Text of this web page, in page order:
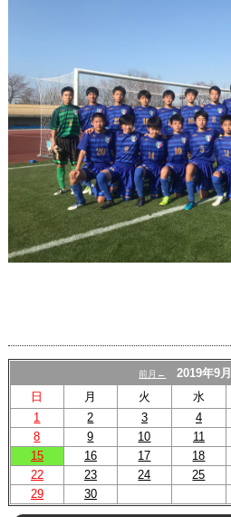
前月← 2019年9月
日 月 火 水
1
2 3 4
8
9 10 11
15
16 17 18
22
23 24 25
29
30